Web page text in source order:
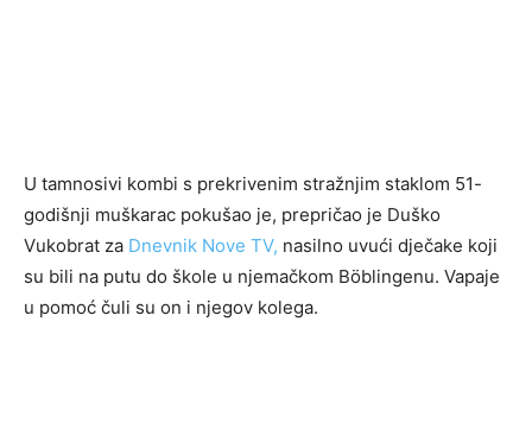
U tamnosivi kombi s prekrivenim stražnjim staklom 51-
godišnji muškarac pokušao je, prepričao je Duško
Vukobrat za Dnevnik Nove TV, nasilno uvući dječake koji
su bili na putu do škole u njemačkom Böblingenu. Vapaje
u pomoć čuli su on i njegov kolega.